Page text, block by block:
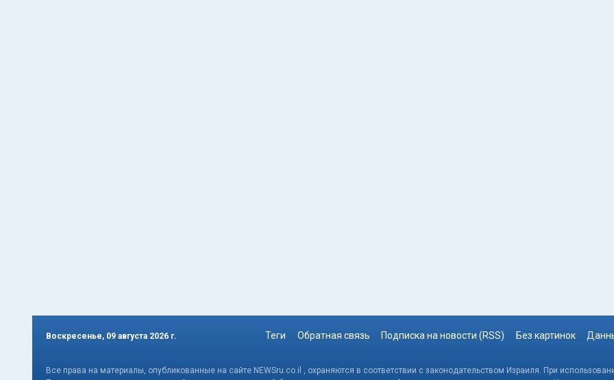
Воскресенье, 09 августа 2026 г. Теги Обратная связь Подписка на новости (RSS) Без картинок
Все права на материалы, опубликованные на сайте NEWSru.co.il , охраняются в соответствии с законодательством Израиля. При